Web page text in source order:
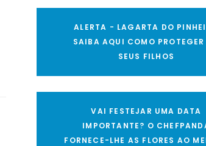
ALERTA - LAGARTA DO
SAIBA AQUI COMO PROTEGER
SEUS FILHOS
VAI FESTEJAR UMA DATA
IMPORTANTE? O
FORNECE-LHE AS FLORES AO